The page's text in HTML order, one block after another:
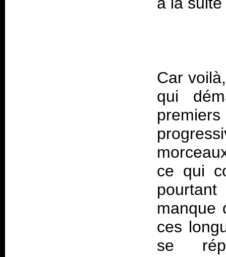
Car
qui
ce qui
manque
ces
se